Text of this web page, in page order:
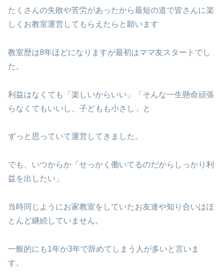
たくさんの失敗や苦労があったから最短の道で皆さんに楽
しくお教室運営してもらえたらと願います
教室歴は8年ほどになりますが最初はママ友スタートでし
た。
利益はなくても「楽しいからいい」「そんな一生懸命頑張
らなくてもいいし、子どもも小さし」と
ずっと思っていて運営してきました。
でも、いつからか「せっかく働いてるのだからしっかり利
益を出したい」
当時同じようにお家教室をしていたお友達や知り合いはほ
とんど継続していません。
一般的にも1年か3年で辞めてしまう人が多いと言いま
す。